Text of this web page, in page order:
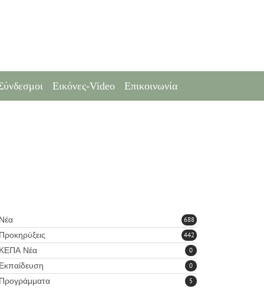
Εικόνες-Video Επικοινωνία
688
Νέα
442
Προκηρύξεις
0
ΚΕΠΑ Νέα
0
Εκπαίδευση
5
Προγράμματα